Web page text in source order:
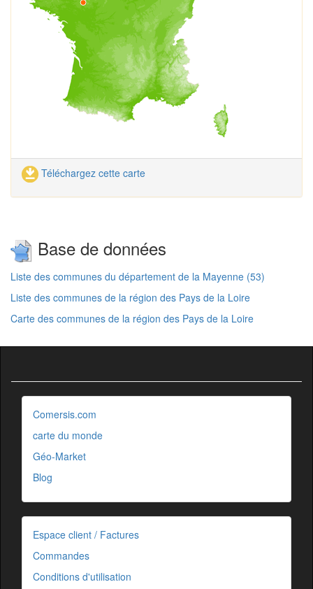
Téléchargez cette carte
Base de données
Liste des communes du département de la Mayenne (53)
Liste des communes de la région des Pays de la Loire
Carte des communes de la région des Pays de la Loire
Comersis.com
carte du monde
Géo-Market
Blog
Espace client / Factures
Commandes
Conditions d'utilisation